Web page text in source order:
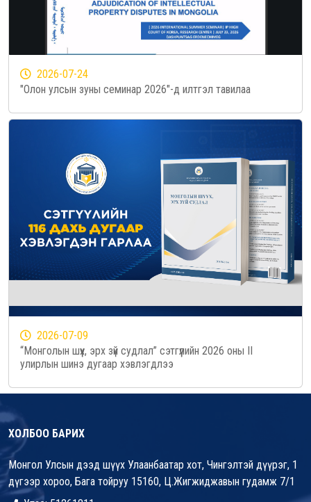
2026-07-24
"Олон улсын зуны семинар 2026"-д илтгэл тавилаа
2026-07-09
“Монголын шүүх, эрх зүй судлал” сэтгүүлийн 2026 оны II
улирлын шинэ дугаар хэвлэгдлээ
ХОЛБОО БАРИХ
Монгол Улсын дээд шүүх Улаанбаатар хот, Чингэлтэй дүүрэг, 1
дүгээр хороо, Бага тойруу 15160, Ц.Жигжиджавын гудамж 7/1